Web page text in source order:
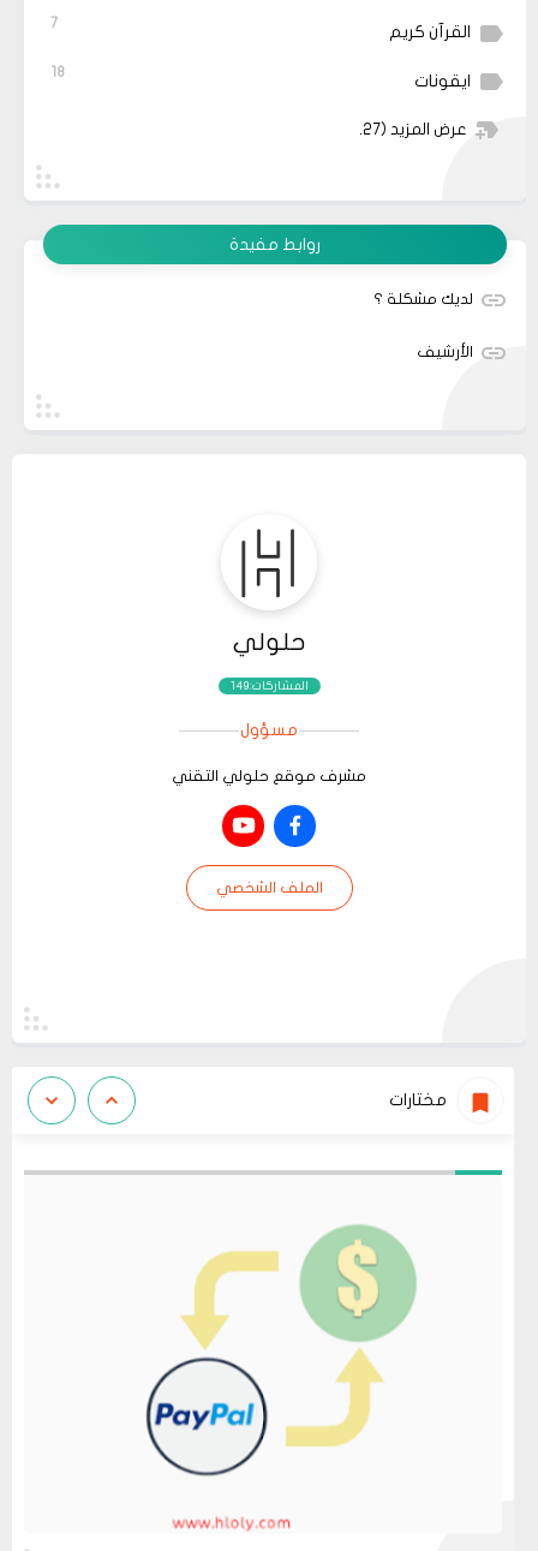
القرآن كريم 7
ايقونات 18
عرض المزيد (27)
روابط مفيدة
لديك مشكلة ؟
الأرشيف
حلولي
المشاركات:149
مسؤول
مشرف موقع حلولي التقني
الملف الشخصي
مختارات